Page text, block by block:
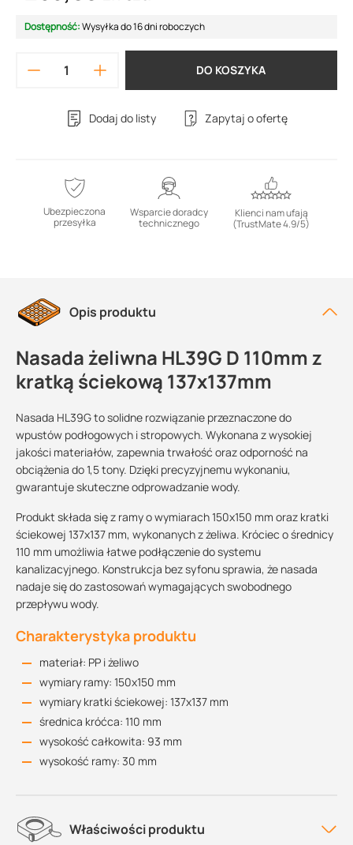
Dostępność:Wysyłka do 16 dni roboczych
DO KOSZYKA
Dodaj do listy Zapytaj o ofertę
Ubezpieczona
przesyłka
Wsparcie doradcy
technicznego
Klienci nam ufają
(TrustMate 4.9/5)
Opis produktu
Nasada żeliwna HL39G D 110mm z
kratką ściekową 137x137mm
Nasada HL39G to solidne rozwiązanie przeznaczone do
wpustów podłogowych i stropowych. Wykonana z wysokiej
jakości materiałów, zapewnia trwałość oraz odporność na
obciążenia do 1,5 tony. Dzięki precyzyjnemu wykonaniu,
gwarantuje skuteczne odprowadzanie wody.
Produkt składa się z ramy o wymiarach 150x150 mm oraz kratki
ściekowej 137x137 mm, wykonanych z żeliwa. Króciec o średnicy
110 mm umożliwia łatwe podłączenie do systemu
kanalizacyjnego. Konstrukcja bez syfonu sprawia, że nasada
nadaje się do zastosowań wymagających swobodnego
przepływu wody.
Charakterystyka produktu
materiał: PP i żeliwo
wymiary ramy: 150x150 mm
wymiary kratki ściekowej: 137x137 mm
średnica króćca: 110 mm
wysokość całkowita: 93 mm
wysokość ramy: 30 mm
Właściwości produktu